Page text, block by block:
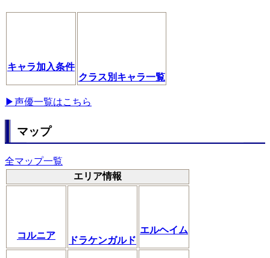
キャラ加入条件
クラス別キャラ一覧
▶声優一覧はこちら
マップ
全マップ一覧
エリア情報
コルニア ドラケンガルド
エルヘイム